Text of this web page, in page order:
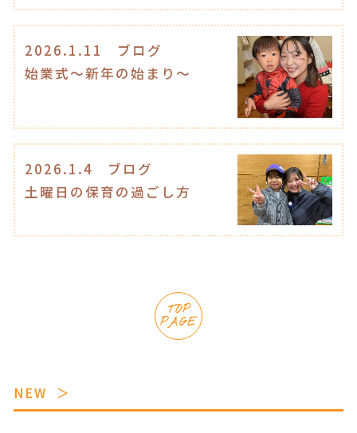
2026.1.11
ブログ
始業式〜新年の始まり〜
2026.1.4
ブログ
土曜日の保育の過ごし方
TOP
PAGE
NEW